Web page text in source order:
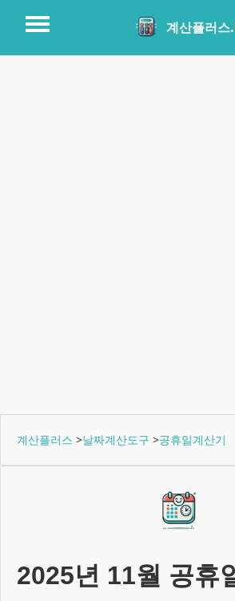
계산플러
계산플러스 >날짜계산도구 >공휴일계산기
2025년 11월 공휴